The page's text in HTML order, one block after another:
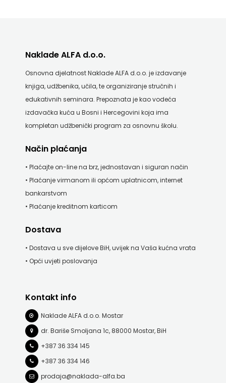
Naklade ALFA d.o.o.
Osnovna djelatnost Naklade ALFA d.o.o. je izdavanje
knjiga, udžbenika, učila, te organiziranje stručnih i
edukativnih seminara. Prepoznata je kao vodeća
izdavačka kuća u Bosni i Hercegovini koja ima
kompletan udžbenički program za osnovnu školu.
Način plaćanja
• Plaćajte on-line na brz, jednostavan i siguran način
• Plaćanje virmanom ili općom uplatnicom, internet
bankarstvom
• Plaćanje kreditnom karticom
Dostava
• Dostava u sve dijelove BiH, uvijek na Vaša kućna vrata
• Opći uvjeti poslovanja
Kontakt info
Naklade ALFA d.o.o. Mostar
dr. Bariše Smoljana 1c, 88000 Mostar, BiH
+387 36 334 145
+387 36 334 146
prodaja@naklada-alfa.ba